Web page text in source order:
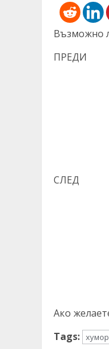
Възможно
ПРЕДИ
СЛЕД
Ако
Tags: хумор